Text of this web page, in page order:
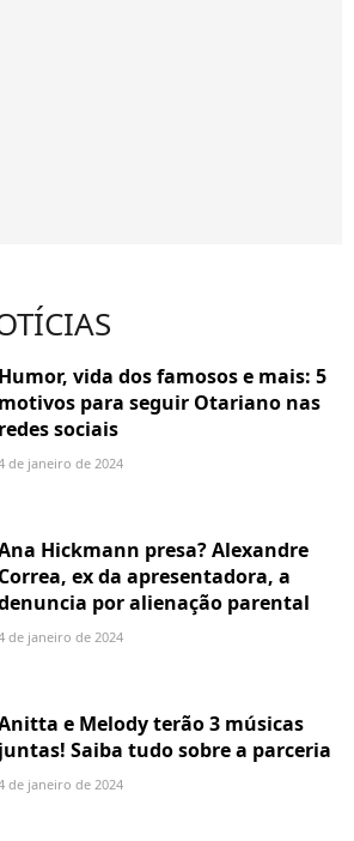
Humor, vida dos famosos e mais: 5
motivos para seguir Otariano nas
redes sociais
de janeiro de 2024
Hickmann presa? Alexandre
Correa, ex da apresentadora, a
por alienação parental
de janeiro de 2024
e Melody terão 3 músicas
juntas! Saiba tudo sobre a parceria
de janeiro de 2024